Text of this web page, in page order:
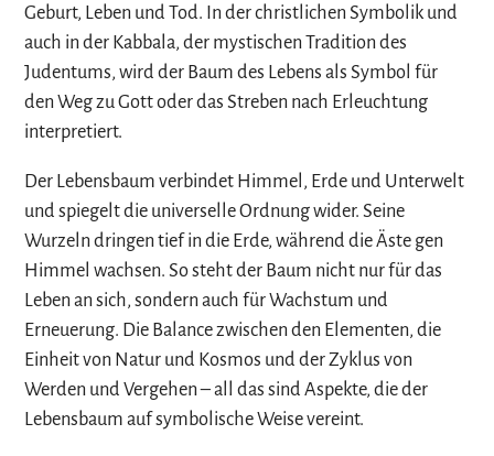
Geburt, Leben und Tod. In der christlichen Symbolik und
auch in der Kabbala, der mystischen Tradition des
Judentums, wird der Baum des Lebens als Symbol für
den Weg zu Gott oder das Streben nach Erleuchtung
interpretiert.
Der Lebensbaum verbindet Himmel, Erde und Unterwelt
und spiegelt die universelle Ordnung wider. Seine
Wurzeln dringen tief in die Erde, während die Äste gen
Himmel wachsen. So steht der Baum nicht nur für das
Leben an sich, sondern auch für Wachstum und
Erneuerung. Die Balance zwischen den Elementen, die
Einheit von Natur und Kosmos und der Zyklus von
Werden und Vergehen – all das sind Aspekte, die der
Lebensbaum auf symbolische Weise vereint.